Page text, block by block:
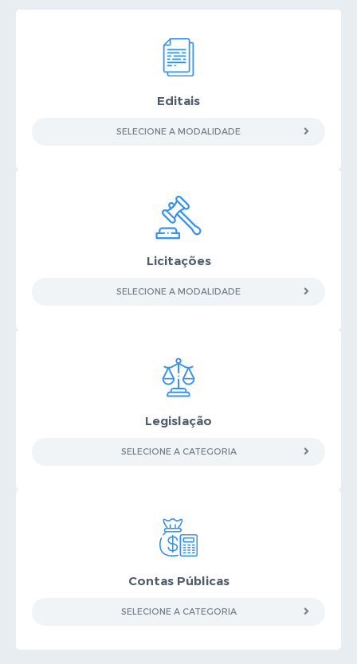
Editais
SELECIONE A MODALIDADE
Licitações
SELECIONE A MODALIDADE
Legislação
SELECIONE A CATEGORIA
Contas Públicas
SELECIONE A CATEGORIA